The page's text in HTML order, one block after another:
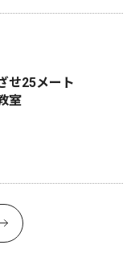
せ25メート
室